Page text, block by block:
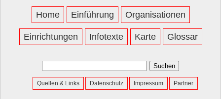
Home Einführung Organisationen
Einrichtungen Infotexte Karte Glossar
Suchen
nach:
Quellen & Links Datenschutz Impressum Partner